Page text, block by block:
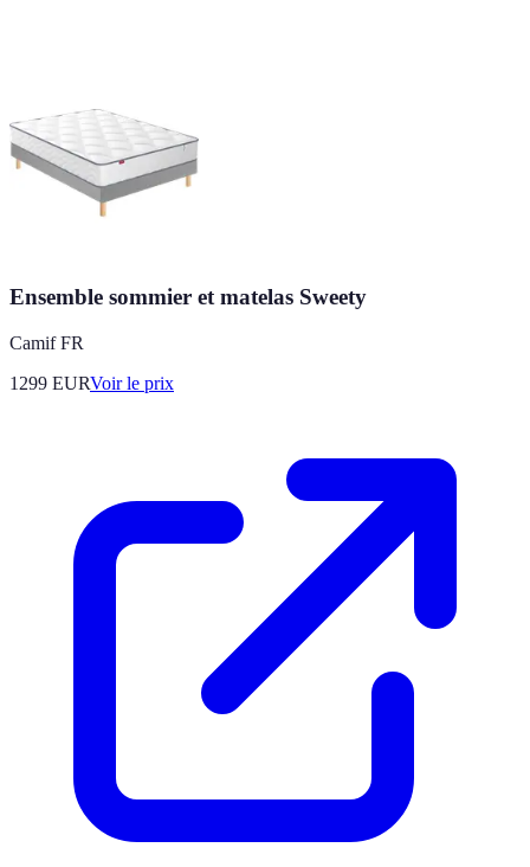
Ensemble sommier et matelas Sweety
Camif FR
1299 EURVoir le prix